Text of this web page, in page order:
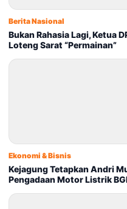
Berita Nasional
Bukan Rahasia Lagi, Ketua
Loteng Sarat “Permainan”
Ekonomi & Bisnis
Kejagung Tetapkan Andri
Pengadaan Motor Listrik